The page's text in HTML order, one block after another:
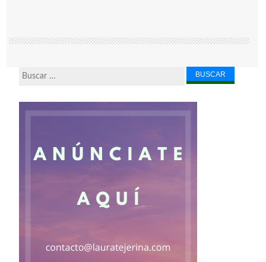
Buscar...